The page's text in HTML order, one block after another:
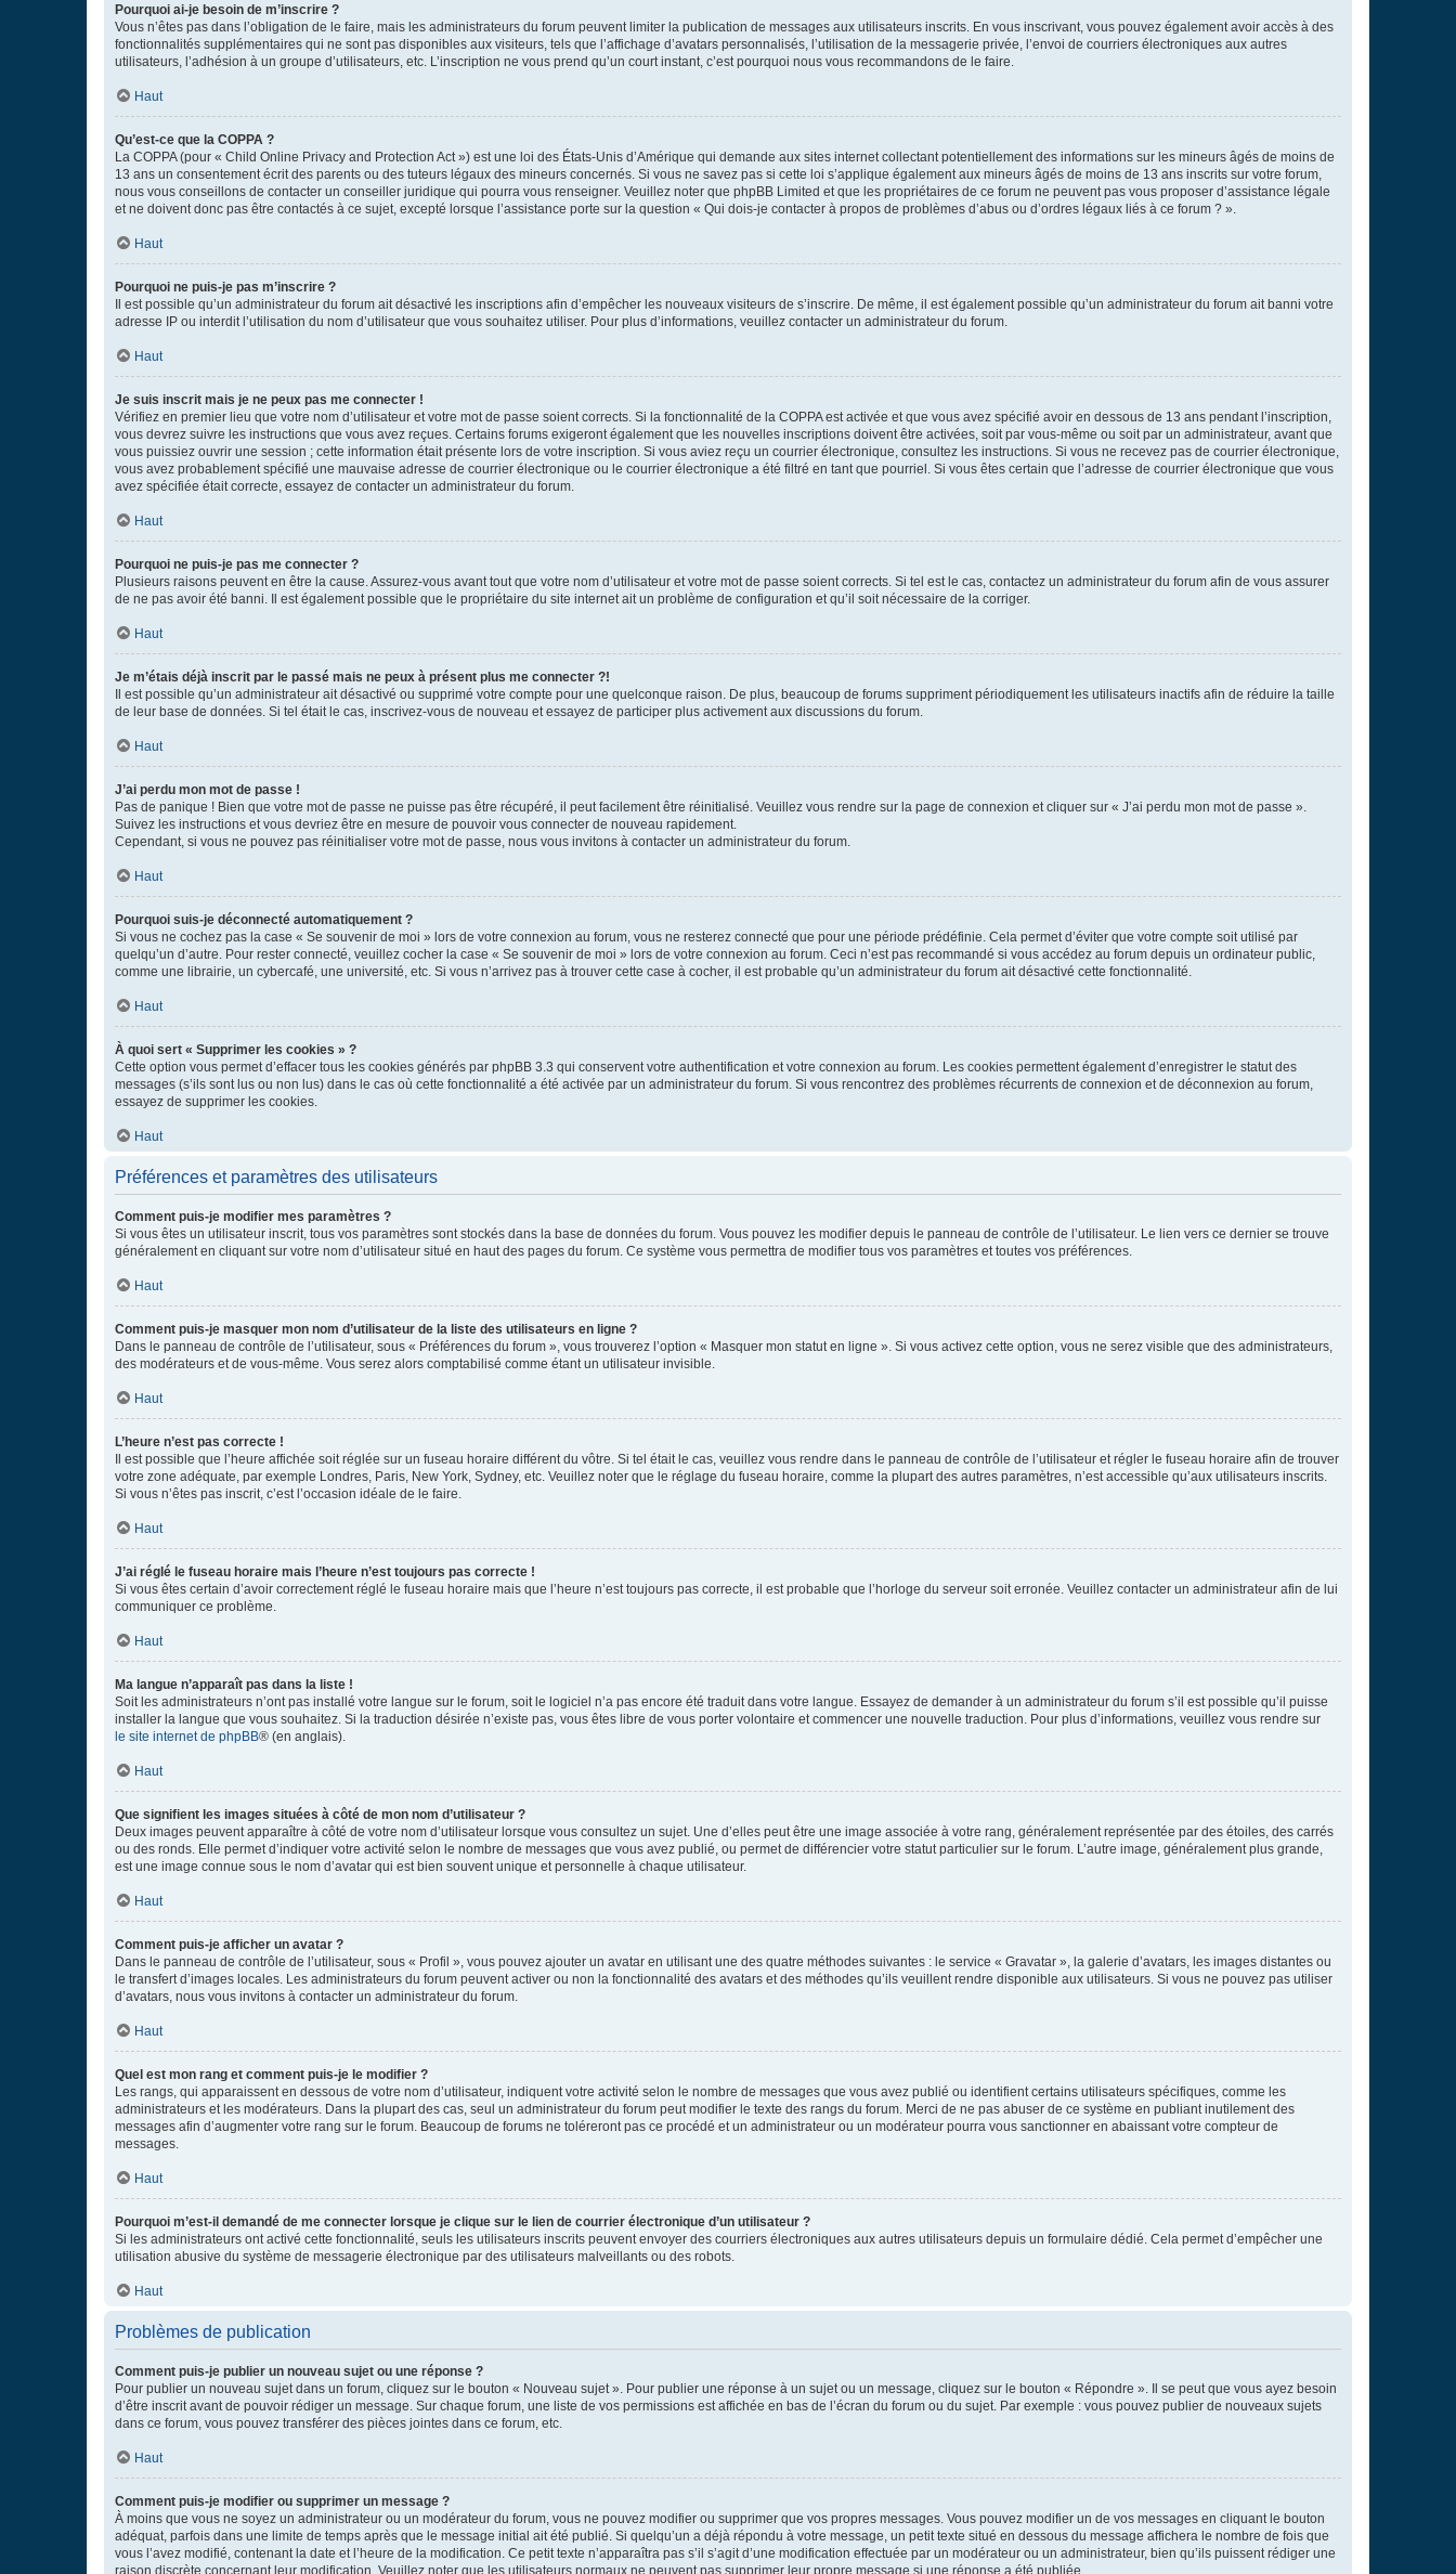
Pourquoi ai-je besoin de m’inscrire ?
Vous n’êtes pas dans l’obligation de le faire, mais les administrateurs du forum peuvent limiter la publication de messages aux utilisateurs inscrits. En vous inscrivant, vous pouvez également avoir accès à des
fonctionnalités supplémentaires qui ne sont pas disponibles aux visiteurs, tels que l’affichage d’avatars personnalisés, l’utilisation de la messagerie privée, l’envoi de courriers électroniques aux autres
utilisateurs, l’adhésion à un groupe d’utilisateurs, etc. L’inscription ne vous prend qu’un court instant, c’est pourquoi nous vous recommandons de le faire.
Haut
Qu’est-ce que la COPPA ?
La COPPA (pour « Child Online Privacy and Protection Act ») est une loi des États-Unis d’Amérique qui demande aux sites internet collectant potentiellement des informations sur les mineurs âgés de moins de
13 ans un consentement écrit des parents ou des tuteurs légaux des mineurs concernés. Si vous ne savez pas si cette loi s’applique également aux mineurs âgés de moins de 13 ans inscrits sur votre forum,
nous vous conseillons de contacter un conseiller juridique qui pourra vous renseigner. Veuillez noter que phpBB Limited et que les propriétaires de ce forum ne peuvent pas vous proposer d’assistance légale
et ne doivent donc pas être contactés à ce sujet, excepté lorsque l’assistance porte sur la question « Qui dois-je contacter à propos de problèmes d’abus ou d’ordres légaux liés à ce forum ? ».
Haut
Pourquoi ne puis-je pas m’inscrire ?
Il est possible qu’un administrateur du forum ait désactivé les inscriptions afin d’empêcher les nouveaux visiteurs de s’inscrire. De même, il est également possible qu’un administrateur du forum ait banni votre
adresse IP ou interdit l’utilisation du nom d’utilisateur que vous souhaitez utiliser. Pour plus d’informations, veuillez contacter un administrateur du forum.
Haut
Je suis inscrit mais je ne peux pas me connecter !
Vérifiez en premier lieu que votre nom d’utilisateur et votre mot de passe soient corrects. Si la fonctionnalité de la COPPA est activée et que vous avez spécifié avoir en dessous de 13 ans pendant l’inscription,
vous devrez suivre les instructions que vous avez reçues. Certains forums exigeront également que les nouvelles inscriptions doivent être activées, soit par vous-même ou soit par un administrateur, avant que
vous puissiez ouvrir une session ; cette information était présente lors de votre inscription. Si vous aviez reçu un courrier électronique, consultez les instructions. Si vous ne recevez pas de courrier électronique,
vous avez probablement spécifié une mauvaise adresse de courrier électronique ou le courrier électronique a été filtré en tant que pourriel. Si vous êtes certain que l’adresse de courrier électronique que vous
avez spécifiée était correcte, essayez de contacter un administrateur du forum.
Haut
Pourquoi ne puis-je pas me connecter ?
Plusieurs raisons peuvent en être la cause. Assurez-vous avant tout que votre nom d’utilisateur et votre mot de passe soient corrects. Si tel est le cas, contactez un administrateur du forum afin de vous assurer
de ne pas avoir été banni. Il est également possible que le propriétaire du site internet ait un problème de configuration et qu’il soit nécessaire de la corriger.
Haut
Je m’étais déjà inscrit par le passé mais ne peux à présent plus me connecter ?!
Il est possible qu’un administrateur ait désactivé ou supprimé votre compte pour une quelconque raison. De plus, beaucoup de forums suppriment périodiquement les utilisateurs inactifs afin de réduire la taille
de leur base de données. Si tel était le cas, inscrivez-vous de nouveau et essayez de participer plus activement aux discussions du forum.
Haut
J’ai perdu mon mot de passe !
Pas de panique ! Bien que votre mot de passe ne puisse pas être récupéré, il peut facilement être réinitialisé. Veuillez vous rendre sur la page de connexion et cliquer sur « J’ai perdu mon mot de passe ».
Suivez les instructions et vous devriez être en mesure de pouvoir vous connecter de nouveau rapidement.
Cependant, si vous ne pouvez pas réinitialiser votre mot de passe, nous vous invitons à contacter un administrateur du forum.
Haut
Pourquoi suis-je déconnecté automatiquement ?
Si vous ne cochez pas la case « Se souvenir de moi » lors de votre connexion au forum, vous ne resterez connecté que pour une période prédéfinie. Cela permet d’éviter que votre compte soit utilisé par
quelqu’un d’autre. Pour rester connecté, veuillez cocher la case « Se souvenir de moi » lors de votre connexion au forum. Ceci n’est pas recommandé si vous accédez au forum depuis un ordinateur public,
comme une librairie, un cybercafé, une université, etc. Si vous n’arrivez pas à trouver cette case à cocher, il est probable qu’un administrateur du forum ait désactivé cette fonctionnalité.
Haut
À quoi sert « Supprimer les cookies » ?
Cette option vous permet d’effacer tous les cookies générés par phpBB 3.3 qui conservent votre authentification et votre connexion au forum. Les cookies permettent également d’enregistrer le statut des
messages (s’ils sont lus ou non lus) dans le cas où cette fonctionnalité a été activée par un administrateur du forum. Si vous rencontrez des problèmes récurrents de connexion et de déconnexion au forum,
essayez de supprimer les cookies.
Haut
Préférences et paramètres des utilisateurs
Comment puis-je modifier mes paramètres ?
Si vous êtes un utilisateur inscrit, tous vos paramètres sont stockés dans la base de données du forum. Vous pouvez les modifier depuis le panneau de contrôle de l’utilisateur. Le lien vers ce dernier se trouve
généralement en cliquant sur votre nom d’utilisateur situé en haut des pages du forum. Ce système vous permettra de modifier tous vos paramètres et toutes vos préférences.
Haut
Comment puis-je masquer mon nom d’utilisateur de la liste des utilisateurs en ligne ?
Dans le panneau de contrôle de l’utilisateur, sous « Préférences du forum », vous trouverez l’option « Masquer mon statut en ligne ». Si vous activez cette option, vous ne serez visible que des administrateurs,
des modérateurs et de vous-même. Vous serez alors comptabilisé comme étant un utilisateur invisible.
Haut
L’heure n’est pas correcte !
Il est possible que l’heure affichée soit réglée sur un fuseau horaire différent du vôtre. Si tel était le cas, veuillez vous rendre dans le panneau de contrôle de l’utilisateur et régler le fuseau horaire afin de trouver
votre zone adéquate, par exemple Londres, Paris, New York, Sydney, etc. Veuillez noter que le réglage du fuseau horaire, comme la plupart des autres paramètres, n’est accessible qu’aux utilisateurs inscrits.
Si vous n’êtes pas inscrit, c’est l’occasion idéale de le faire.
Haut
J’ai réglé le fuseau horaire mais l’heure n’est toujours pas correcte !
Si vous êtes certain d’avoir correctement réglé le fuseau horaire mais que l’heure n’est toujours pas correcte, il est probable que l’horloge du serveur soit erronée. Veuillez contacter un administrateur afin de lui
communiquer ce problème.
Haut
Ma langue n’apparaît pas dans la liste !
Soit les administrateurs n’ont pas installé votre langue sur le forum, soit le logiciel n’a pas encore été traduit dans votre langue. Essayez de demander à un administrateur du forum s’il est possible qu’il puisse
installer la langue que vous souhaitez. Si la traduction désirée n’existe pas, vous êtes libre de vous porter volontaire et commencer une nouvelle traduction. Pour plus d’informations, veuillez vous rendre sur
le site internet de phpBB® (en anglais).
Haut
Que signifient les images situées à côté de mon nom d’utilisateur ?
Deux images peuvent apparaître à côté de votre nom d’utilisateur lorsque vous consultez un sujet. Une d’elles peut être une image associée à votre rang, généralement représentée par des étoiles, des carrés
ou des ronds. Elle permet d’indiquer votre activité selon le nombre de messages que vous avez publié, ou permet de différencier votre statut particulier sur le forum. L’autre image, généralement plus grande,
est une image connue sous le nom d’avatar qui est bien souvent unique et personnelle à chaque utilisateur.
Haut
Comment puis-je afficher un avatar ?
Dans le panneau de contrôle de l’utilisateur, sous « Profil », vous pouvez ajouter un avatar en utilisant une des quatre méthodes suivantes : le service « Gravatar », la galerie d’avatars, les images distantes ou
le transfert d’images locales. Les administrateurs du forum peuvent activer ou non la fonctionnalité des avatars et des méthodes qu’ils veuillent rendre disponible aux utilisateurs. Si vous ne pouvez pas utiliser
d’avatars, nous vous invitons à contacter un administrateur du forum.
Haut
Quel est mon rang et comment puis-je le modifier ?
Les rangs, qui apparaissent en dessous de votre nom d’utilisateur, indiquent votre activité selon le nombre de messages que vous avez publié ou identifient certains utilisateurs spécifiques, comme les
administrateurs et les modérateurs. Dans la plupart des cas, seul un administrateur du forum peut modifier le texte des rangs du forum. Merci de ne pas abuser de ce système en publiant inutilement des
messages afin d’augmenter votre rang sur le forum. Beaucoup de forums ne toléreront pas ce procédé et un administrateur ou un modérateur pourra vous sanctionner en abaissant votre compteur de
messages.
Haut
Pourquoi m’est-il demandé de me connecter lorsque je clique sur le lien de courrier électronique d’un utilisateur ?
Si les administrateurs ont activé cette fonctionnalité, seuls les utilisateurs inscrits peuvent envoyer des courriers électroniques aux autres utilisateurs depuis un formulaire dédié. Cela permet d’empêcher une
utilisation abusive du système de messagerie électronique par des utilisateurs malveillants ou des robots.
Haut
Problèmes de publication
Comment puis-je publier un nouveau sujet ou une réponse ?
Pour publier un nouveau sujet dans un forum, cliquez sur le bouton « Nouveau sujet ». Pour publier une réponse à un sujet ou un message, cliquez sur le bouton « Répondre ». Il se peut que vous ayez besoin
d’être inscrit avant de pouvoir rédiger un message. Sur chaque forum, une liste de vos permissions est affichée en bas de l’écran du forum ou du sujet. Par exemple : vous pouvez publier de nouveaux sujets
dans ce forum, vous pouvez transférer des pièces jointes dans ce forum, etc.
Haut
Comment puis-je modifier ou supprimer un message ?
À moins que vous ne soyez un administrateur ou un modérateur du forum, vous ne pouvez modifier ou supprimer que vos propres messages. Vous pouvez modifier un de vos messages en cliquant le bouton
adéquat, parfois dans une limite de temps après que le message initial ait été publié. Si quelqu’un a déjà répondu à votre message, un petit texte situé en dessous du message affichera le nombre de fois que
vous l’avez modifié, contenant la date et l’heure de la modification. Ce petit texte n’apparaîtra pas s’il s’agit d’une modification effectuée par un modérateur ou un administrateur, bien qu’ils puissent rédiger une
raison discrète concernant leur modification. Veuillez noter que les utilisateurs normaux ne peuvent pas supprimer leur propre message si une réponse a été publiée.